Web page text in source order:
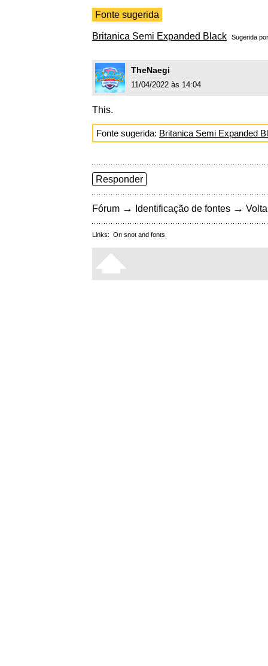
Fonte sugerida
Britanica Semi Expanded Black Sugerida
TheNaegi
11/04/2022 às 14:04
This.
Fonte sugerida: Britanica Semi Expanded
Responder
Fórum → Identificação de fontes →
Links: On snot and fonts